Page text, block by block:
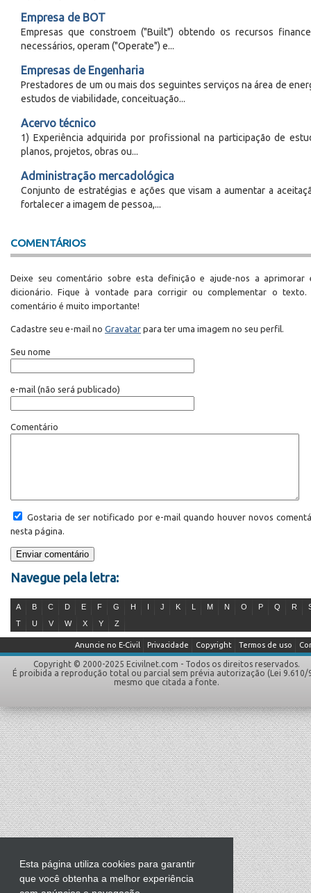
Esta página utiliza cookies para garantir
que você obtenha a melhor experiência
Empresa de BOT
Empresas que constroem ("Built") obtendo os recursos
necessários, operam ("Operate") e...
Empresas de Engenharia
Prestadores de um ou mais dos seguintes serviços na área de
estudos de viabilidade, conceituação...
Acervo técnico
1) Experiência adquirida por profissional na participação de
planos, projetos, obras ou...
Administração mercadológica
Conjunto de estratégias e ações que visam a aumentar a
fortalecer a imagem de pessoa,...
COMENTÁRIOS
Deixe seu comentário sobre esta definição e ajude-nos a aprimorar
dicionário. Fique à vontade para corrigir ou complementar o texto.
comentário é muito importante!
Cadastre seu e-mail no Gravatar para ter uma imagem no seu perfil.
Seu nome
e-mail (não será publicado)
Comentário
Gostaria de ser notificado por e-mail quando houver novos
nesta página.
Navegue pela letra:
A B C D E F G H J K M N O P Q R
T
U V W X Y Z
Termos de uso
Copyright
Privacidade
Anuncie no E-Civil
Copyright © 2000-2025 Ecivilnet.com - Todos os direitos reservados.
É proibida a reprodução total ou parcial sem prévia autorização (Lei 9.610/
mesmo que citada a fonte.